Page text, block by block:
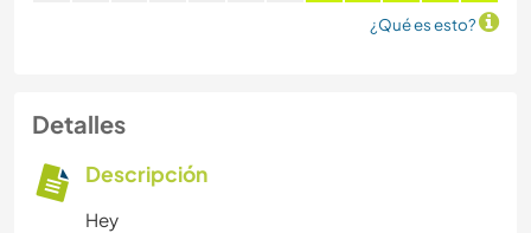
¿Qué es esto?
Detalles
Descripción
Hey